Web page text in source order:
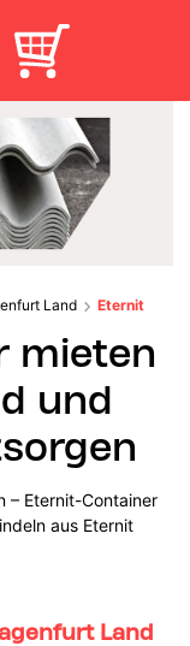
Land Eternit
mieten
und
– Eternit-Container
aus Eternit
Land